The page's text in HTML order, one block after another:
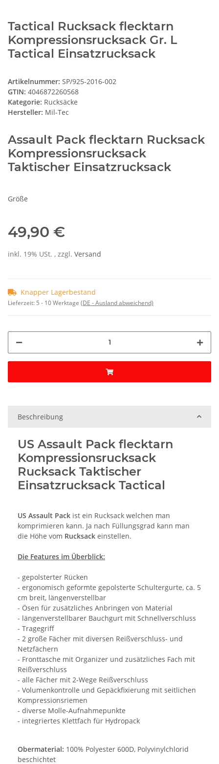
Tactical Rucksack flecktarn
Kompressionsrucksack Gr. L
Tactical Einsatzrucksack
Artikelnummer: SP/925-2016-002
GTIN: 4046872260568
Kategorie: Rucksäcke
Hersteller: Mil-Tec
Assault Pack flecktarn Rucksack
Kompressionsrucksack
Taktischer Einsatzrucksack
Größe
49,90 €
inkl. 19% USt. , zzgl. Versand
Knapper Lagerbestand
Lieferzeit: 5 - 10 Werktage (DE - Ausland abweichend)
Beschreibung
US Assault Pack flecktarn
Kompressionsrucksack
Rucksack Taktischer
Einsatzrucksack Tactical
US Assault Pack ist ein Rucksack welchen man
komprimieren kann. Ja nach Füllungsgrad kann man
die Höhe vom Rucksack einstellen.
Die Features im Überblick:
- gepolsterter Rücken
- ergonomisch geformte gepolsterte Schultergurte, ca. 5
cm breit, längenverstellbar
- Ösen für zusätzliches Anbringen von Material
- längenverstellbarer Bauchgurt mit Schnellverschluss
- Tragegriff
- 2 große Fächer mit diversen Reißverschluss- und
Netzfächern
- Fronttasche mit Organizer und zusätzliches Fach mit
Reißverschluss
- alle Fächer mit 2-Wege Reißverschluss
- Volumenkontrolle und Gepäckfixierung mit seitlichen
Kompressionsriemen
- diverse Molle-Aufnahmepunkte
- integriertes Klettfach für Hydropack
Obermaterial: 100% Polyester 600D, Polyvinylchlorid
beschichtet